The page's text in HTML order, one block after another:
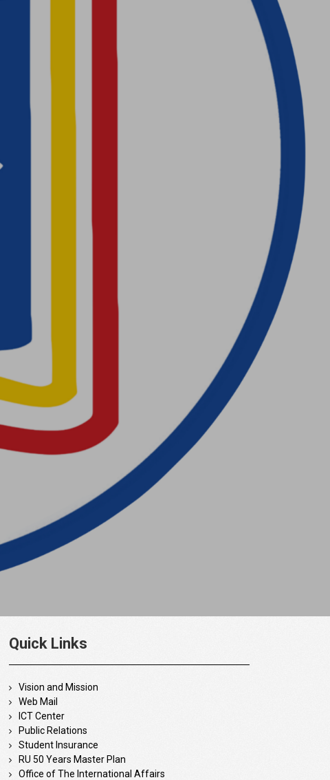
Quick Links
Vision and Mission
Web Mail
ICT Center
Public Relations
Student Insurance
RU 50 Years Master Plan
Office of The International Affairs